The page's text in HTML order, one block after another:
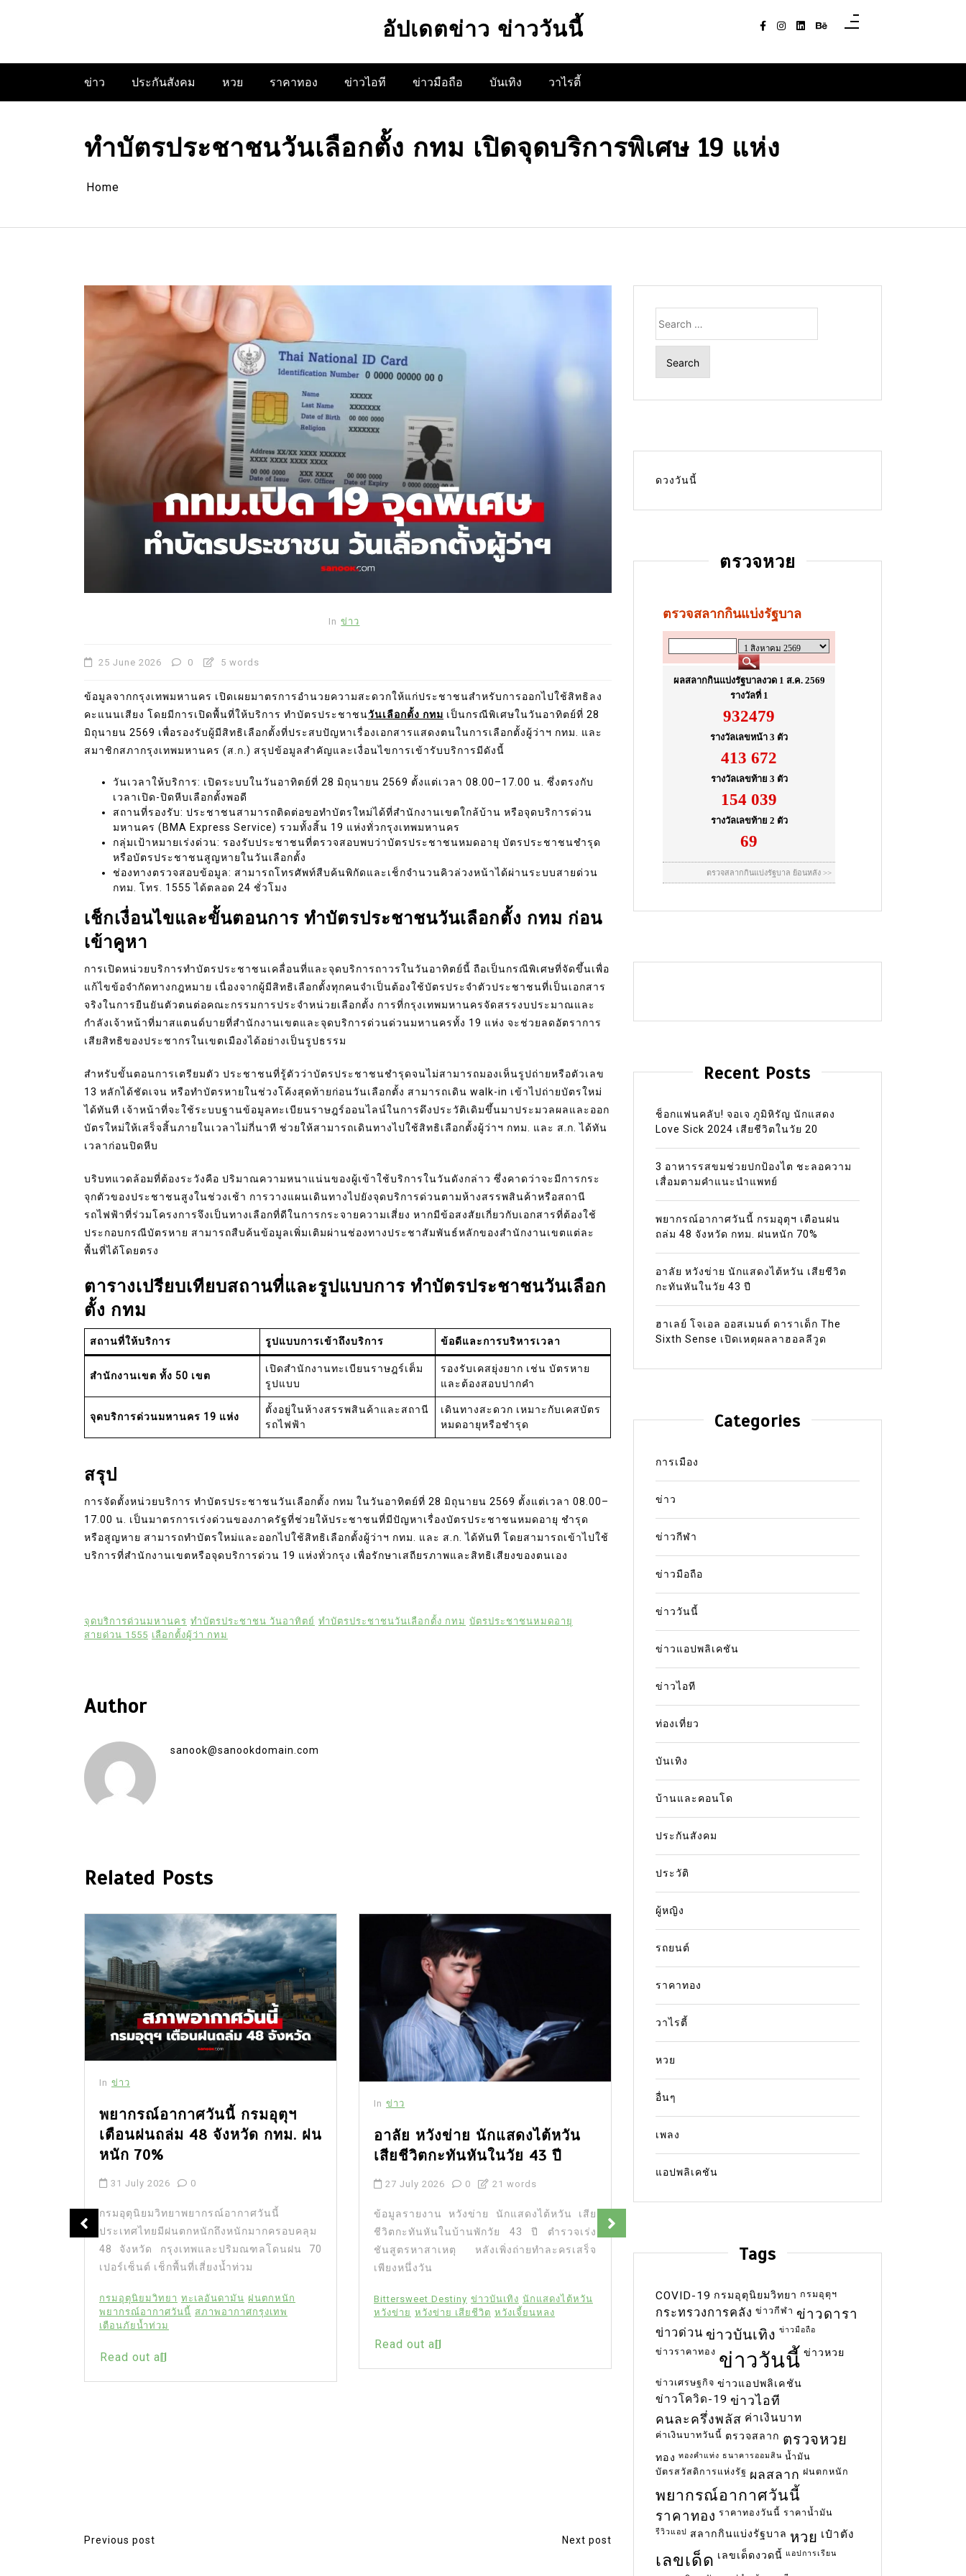
อัปเดตข่าว ข่าววันนี้
ข่าว ประกันสังคม หวย ราคาทอง ข่าวไอที ข่าวมือถือ บันเทิง วาไรตี้
ทำบัตรประชาชนวันเลือกตั้ง กทม เปิดจุดบริการพิเศษ 19 แห่ง
Home
In ข่าว
25 June 2026 0 5 words
ข้อมูลจากกรุงเทพมหานคร เปิดเผยมาตรการอำนวยความสะดวกให้แก่ประชาชนสำหรับการออกไปใช้สิทธิลง
คะแนนเสียง โดยมีการเปิดพื้นที่ให้บริการ ทำบัตรประชาชนวันเลือกตั้ง กทม เป็นกรณีพิเศษในวันอาทิตย์ที่ 28
มิถุนายน 2569 เพื่อรองรับผู้มีสิทธิเลือกตั้งที่ประสบปัญหาเรื่องเอกสารแสดงตนในการเลือกตั้งผู้ว่าฯ กทม. และ
สมาชิกสภากรุงเทพมหานคร (ส.ก.) สรุปข้อมูลสำคัญและเงื่อนไขการเข้ารับบริการมีดังนี้
วันเวลาให้บริการ: เปิดระบบในวันอาทิตย์ที่ 28 มิถุนายน 2569 ตั้งแต่เวลา 08.00–17.00 น. ซึ่งตรงกับ
เวลาเปิด-ปิดหีบเลือกตั้งพอดี
สถานที่รองรับ: ประชาชนสามารถติดต่อขอทำบัตรใหม่ได้ที่สำนักงานเขตใกล้บ้าน หรือจุดบริการด่วน
มหานคร (BMA Express Service) รวมทั้งสิ้น 19 แห่งทั่วกรุงเทพมหานคร
กลุ่มเป้าหมายเร่งด่วน: รองรับประชาชนที่ตรวจสอบพบว่าบัตรประชาชนหมดอายุ บัตรประชาชนชำรุด
หรือบัตรประชาชนสูญหายในวันเลือกตั้ง
ช่องทางตรวจสอบข้อมูล: สามารถโทรศัพท์สืบค้นพิกัดและเช็กจำนวนคิวล่วงหน้าได้ผ่านระบบสายด่วน
กทม. โทร. 1555 ได้ตลอด 24 ชั่วโมง
เช็กเงื่อนไขและขั้นตอนการ ทำบัตรประชาชนวันเลือกตั้ง กทม ก่อน
เข้าคูหา
การเปิดหน่วยบริการทำบัตรประชาชนเคลื่อนที่และจุดบริการถาวรในวันอาทิตย์นี้ ถือเป็นกรณีพิเศษที่จัดขึ้นเพื่อ
แก้ไขข้อจำกัดทางกฎหมาย เนื่องจากผู้มีสิทธิเลือกตั้งทุกคนจำเป็นต้องใช้บัตรประจำตัวประชาชนที่เป็นเอกสาร
จริงในการยืนยันตัวตนต่อคณะกรรมการประจำหน่วยเลือกตั้ง การที่กรุงเทพมหานครจัดสรรงบประมาณและ
กำลังเจ้าหน้าที่มาสแตนด์บายที่สำนักงานเขตและจุดบริการด่วนด่วนมหานครทั้ง 19 แห่ง จะช่วยลดอัตราการ
เสียสิทธิของประชากรในเขตเมืองได้อย่างเป็นรูปธรรม
สำหรับขั้นตอนการเตรียมตัว ประชาชนที่รู้ตัวว่าบัตรประชาชนชำรุดจนไม่สามารถมองเห็นรูปถ่ายหรือตัวเลข
13 หลักได้ชัดเจน หรือทำบัตรหายในช่วงโค้งสุดท้ายก่อนวันเลือกตั้ง สามารถเดิน walk-in เข้าไปถ่ายบัตรใหม่
ได้ทันที เจ้าหน้าที่จะใช้ระบบฐานข้อมูลทะเบียนราษฎร์ออนไลน์ในการดึงประวัติเดิมขึ้นมาประมวลผลและออก
บัตรใหม่ให้เสร็จสิ้นภายในเวลาไม่กี่นาที ช่วยให้สามารถเดินทางไปใช้สิทธิเลือกตั้งผู้ว่าฯ กทม. และ ส.ก. ได้ทัน
เวลาก่อนปิดหีบ
บริบทแวดล้อมที่ต้องระวังคือ ปริมาณความหนาแน่นของผู้เข้าใช้บริการในวันดังกล่าว ซึ่งคาดว่าจะมีการกระ
จุกตัวของประชาชนสูงในช่วงเช้า การวางแผนเดินทางไปยังจุดบริการด่วนตามห้างสรรพสินค้าหรือสถานี
รถไฟฟ้าที่ร่วมโครงการจึงเป็นทางเลือกที่ดีในการกระจายความเสี่ยง หากมีข้อสงสัยเกี่ยวกับเอกสารที่ต้องใช้
ประกอบกรณีบัตรหาย สามารถสืบค้นข้อมูลเพิ่มเติมผ่านช่องทางประชาสัมพันธ์หลักของสำนักงานเขตแต่ละ
พื้นที่ได้โดยตรง
ตารางเปรียบเทียบสถานที่และรูปแบบการ ทำบัตรประชาชนวันเลือก
ตั้ง กทม
สถานที่ให้บริการ รูปแบบการเข้าถึงบริการ ข้อดีและการบริหารเวลา
สำนักงานเขต ทั้ง 50 เขต
เปิดสำนักงานทะเบียนราษฎร์เต็ม
รูปแบบ
รองรับเคสยุ่งยาก เช่น บัตรหาย
และต้องสอบปากคำ
จุดบริการด่วนมหานคร 19 แห่ง
ตั้งอยู่ในห้างสรรพสินค้าและสถานี
รถไฟฟ้า
เดินทางสะดวก เหมาะกับเคสบัตร
หมดอายุหรือชำรุด
สรุป
การจัดตั้งหน่วยบริการ ทำบัตรประชาชนวันเลือกตั้ง กทม ในวันอาทิตย์ที่ 28 มิถุนายน 2569 ตั้งแต่เวลา 08.00–
17.00 น. เป็นมาตรการเร่งด่วนของภาครัฐที่ช่วยให้ประชาชนที่มีปัญหาเรื่องบัตรประชาชนหมดอายุ ชำรุด
หรือสูญหาย สามารถทำบัตรใหม่และออกไปใช้สิทธิเลือกตั้งผู้ว่าฯ กทม. และ ส.ก. ได้ทันที โดยสามารถเข้าไปใช้
บริการที่สำนักงานเขตหรือจุดบริการด่วน 19 แห่งทั่วกรุง เพื่อรักษาเสถียรภาพและสิทธิเสียงของตนเอง
จุดบริการด่วนมหานคร ทำบัตรประชาชน วันอาทิตย์ ทำบัตรประชาชนวันเลือกตั้ง กทม บัตรประชาชนหมดอายุ
สายด่วน 1555 เลือกตั้งผู้ว่า กทม
Author
sanook@sanookdomain.com
Related Posts
In ข่าว
พยากรณ์อากาศวันนี้ กรมอุตุฯ
เตือนฝนถล่ม 48 จังหวัด กทม. ฝน
หนัก 70%
31 July 2026 0
กรมอุตุนิยมวิทยาพยากรณ์อากาศวันนี้
ประเทศไทยมีฝนตกหนักถึงหนักมากครอบคลุม
48 จังหวัด กรุงเทพและปริมณฑลโดนฝน 70
เปอร์เซ็นต์ เช็กพื้นที่เสี่ยงน้ำท่วม
กรมอุตุนิยมวิทยา ทะเลอันดามัน ฝนตกหนัก
พยากรณ์อากาศวันนี้ สภาพอากาศกรุงเทพ
เตือนภัยน้ำท่วม
Read out all
In ข่าว
อาลัย หวังข่าย นักแสดงไต้หวัน
เสียชีวิตกะทันหันในวัย 43 ปี
27 July 2026 0 21 words
ข้อมูลรายงาน หวังข่าย นักแสดงไต้หวัน เสีย
ชีวิตกะทันหันในบ้านพักวัย 43 ปี ตำรวจเร่ง
ชันสูตรหาสาเหตุ หลังเพิ่งถ่ายทำละครเสร็จ
เพียงหนึ่งวัน
Bittersweet Destiny ข่าวบันเทิง นักแสดงไต้หวัน
หวังข่าย หวังข่าย เสียชีวิต หวังเจี้ยนหลง
Read out all
In ข่าว
ปรากฏการณ์ Backdraft คือ
อะไร? สรุปกลไกระเบิดมรณะใน
พื้นที่ปิดแบบเข้าใจง่าย
เพื่อการออกแบบระบบดับเพลิงและโครงสร้าง
Backdraft คืออะไร ความปลอดภัยในอาคาร
ปรากฏการณ์ Backdraft ระบบระบายควัน
วัสดุไม่ลามไฟ
อัคคีภัยในพื้นที่ปิด
Read out all
P
Previous post Next post
for:
ดวงวันนี้
ตรวจหวย
Recent Posts
ช็อกแฟนคลับ! จอเจ ภูมิหิรัญ นักแสดง
Love Sick 2024 เสียชีวิตในวัย 20
3 อาหารรสขมช่วยปกป้องไต ชะลอความ
เสื่อมตามคำแนะนำแพทย์
พยากรณ์อากาศวันนี้ กรมอุตุฯ เตือนฝน
ถล่ม 48 จังหวัด กทม. ฝนหนัก 70%
อาลัย หวังข่าย นักแสดงไต้หวัน เสียชีวิต
กะทันหันในวัย 43 ปี
ฮาเลย์ โจเอล ออสเมนต์ ดาราเด็ก The
Sixth Sense เปิดเหตุผลลาฮอลลีวูด
Categories
การเมือง
ข่าว
ข่าวกีฬา
ข่าวมือถือ
ข่าววันนี้
ข่าวแอปพลิเคชัน
ข่าวไอที
ท่องเที่ยว
บันเทิง
บ้านและคอนโด
ประกันสังคม
ประวัติ
ผู้หญิง
รถยนต์
ราคาทอง
วาไรตี้
หวย
อื่นๆ
เพลง
แอปพลิเคชัน
Tags
COVID-19 กรมอุตุนิยมวิทยา กรมอุตุฯ
กระทรวงการคลัง ข่าวกีฬา ข่าวดารา
ข่าวด่วน ข่าวบันเทิง ข่าวมือถือ
ข่าวราคาทอง ข่าววันนี้ ข่าวหวย
ข่าวเศรษฐกิจ ข่าวแอปพลิเคชัน
ข่าวโควิด-19 ข่าวไอที
คนละครึ่งพลัส ค่าเงินบาท
ค่าเงินบาทวันนี้ ตรวจสลาก ตรวจหวย
ทอง ทองคำแท่ง ธนาคารออมสิน น้ำมัน
บัตรสวัสดิการแห่งรัฐ ผลสลาก ฝนตกหนัก
พยากรณ์อากาศวันนี้
ราคาทอง ราคาทองวันนี้ ราคาน้ำมัน
รีวิวแอป สลากกินแบ่งรัฐบาล หวย เป๋าตัง
เลขเด็ด เลขเด็ดงวดนี้ แอปการเรียน